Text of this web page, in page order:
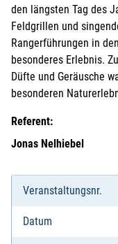
den längsten Tag des
Feldgrillen und
Rangerführungen in
besonderes Erlebnis.
Düfte und Geräusche
besonderen
Referent:
Jonas Nelhiebel
Veranstaltungsnr.
Datum